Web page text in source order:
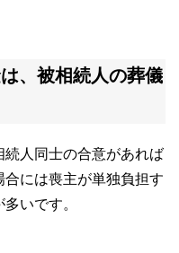
、被相続人の葬儀
人同士の合意があれば
には喪主が単独負担す
いです。